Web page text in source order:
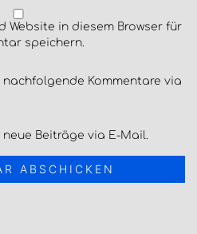
Website in diesem Browser für
speichern.
Kommentare via
Beiträge via E-Mail.